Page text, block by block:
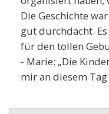
Die Geschichte
gut durchdacht.
für den tollen
- Marie: „Die
mir an diesem